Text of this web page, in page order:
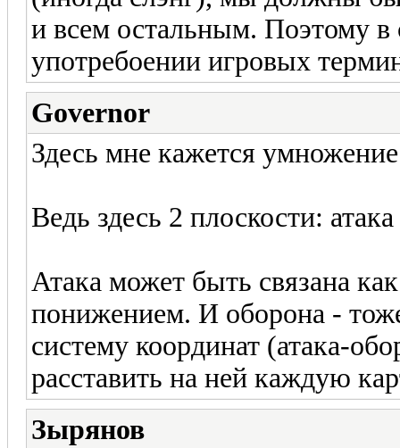
и всем остальным. Поэтому
употребоении игровых
Governor
Здесь мне кажется
Ведь здесь 2 плоскости:
Атака может быть связана
понижением. И оборона -
систему координат (атака-
расставить на ней каждую
Зырянов